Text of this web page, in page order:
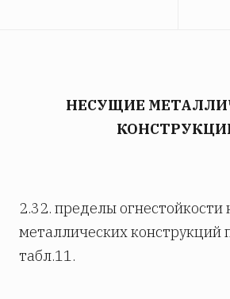
НЕСУЩИЕ
2.32. пределы огнестойкости
металлических конструкций
табл.11.